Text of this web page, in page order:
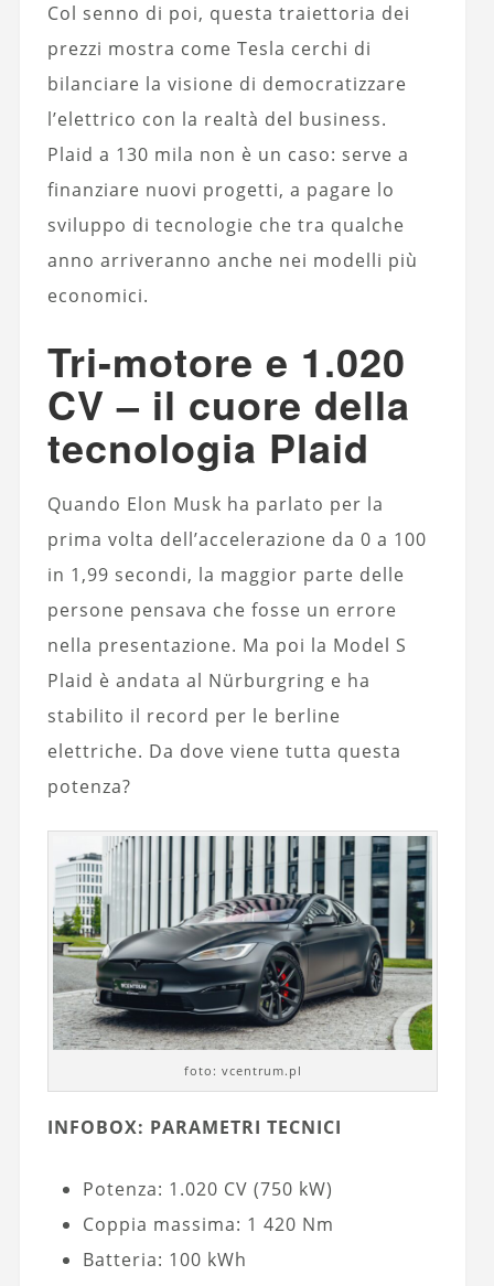
Col senno di poi, questa traiettoria dei
prezzi mostra come Tesla cerchi di
bilanciare la visione di democratizzare
l’elettrico con la realtà del business.
Plaid a 130 mila non è un caso: serve a
finanziare nuovi progetti, a pagare lo
sviluppo di tecnologie che tra qualche
anno arriveranno anche nei modelli più
economici.
Tri-motore e 1.020
CV – il cuore della
tecnologia Plaid
Quando Elon Musk ha parlato per la
prima volta dell’accelerazione da 0 a 100
in 1,99 secondi, la maggior parte delle
persone pensava che fosse un errore
nella presentazione. Ma poi la Model S
Plaid è andata al Nürburgring e ha
stabilito il record per le berline
elettriche. Da dove viene tutta questa
potenza?
foto: vcentrum.pl
INFOBOX: PARAMETRI TECNICI
Potenza: 1.020 CV (750 kW)
Coppia massima: 1 420 Nm
Batteria: 100 kWh